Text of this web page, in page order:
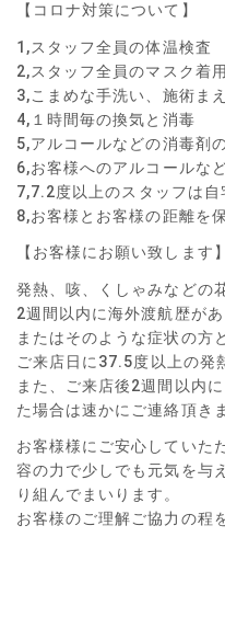
【コロナ対策について】
1,スタッフ全員の体温検査
2,スタッフ全員のマスク着用
3,こまめな手洗い、施術ま
4,１時間毎の換気と消毒
5,アルコールなどの消毒剤
6,お客様へのアルコールな
7,7.2度以上のスタッフは自
8,お客様とお客様の距離を
【お客様にお願い致します】
発熱、咳、くしゃみなどの
2週間以内に海外渡航歴が
またはそのような症状の方
ご来店日に37.5度以上の発
また、ご来店後2週間以内
た場合は速かにご連絡頂き
お客様様にご安心していた
容の力で少しでも元気を与
り組んでまいります。
お客様のご理解ご協力の程